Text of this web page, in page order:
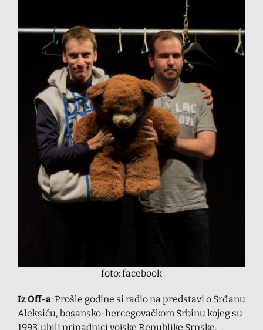
foto: facebook
Iz Off-a: Prošle godine si radio na predstavi o Srđanu
Aleksiću, bosansko-hercegovačkom Srbinu kojeg su
1993. ubili pripadnici vojske Republike Srpske.